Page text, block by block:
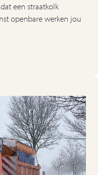
een straatkolk
openbare werken jou